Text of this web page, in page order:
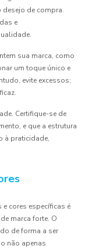
desejo de compra.
e
sua marca, como
um toque único e
evite excessos;
Certifique-se de
e que a estrutura
à praticidade,
cores específicas é
marca forte. O
de forma a ser
não apenas